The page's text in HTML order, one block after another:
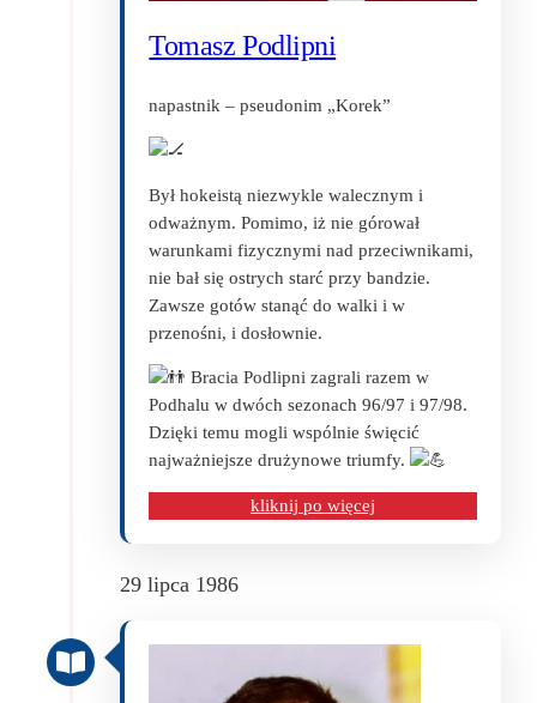
Tomasz Podlipni
napastnik – pseudonim „Korek”
Był hokeistą niezwykle walecznym i
odważnym. Pomimo, iż nie górował
warunkami fizycznymi nad przeciwnikami,
nie bał się ostrych starć przy bandzie.
Zawsze gotów stanąć do walki i w
przenośni, i dosłownie.
Bracia Podlipni zagrali razem w
Podhalu w dwóch sezonach 96/97 i 97/98.
Dzięki temu mogli wspólnie święcić
najważniejsze drużynowe triumfy.
kliknij po więcej
29 lipca 1986